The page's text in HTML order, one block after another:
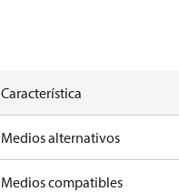
Característica
Medios alternativos
Medios compatibles